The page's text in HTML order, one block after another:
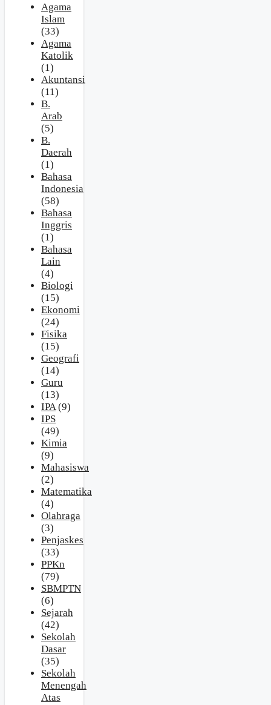
Agama
Islam
(33)
Agama
Katolik
(1)
Akuntansi
(11)
B.
Arab
(5)
B.
Daerah
(1)
Bahasa
Indonesia
(58)
Bahasa
Inggris
(1)
Bahasa
Lain
(4)
Biologi
(15)
Ekonomi
(24)
Fisika
(15)
Geografi
(14)
Guru
(13)
IPA(9)
IPS
(49)
Kimia
(9)
Mahasiswa
(2)
Matematika
(4)
Olahraga
(3)
Penjaskes
(33)
PPKn
(79)
SBMPTN
(6)
Sejarah
(42)
Sekolah
Dasar
(35)
Sekolah
Menengah
Atas